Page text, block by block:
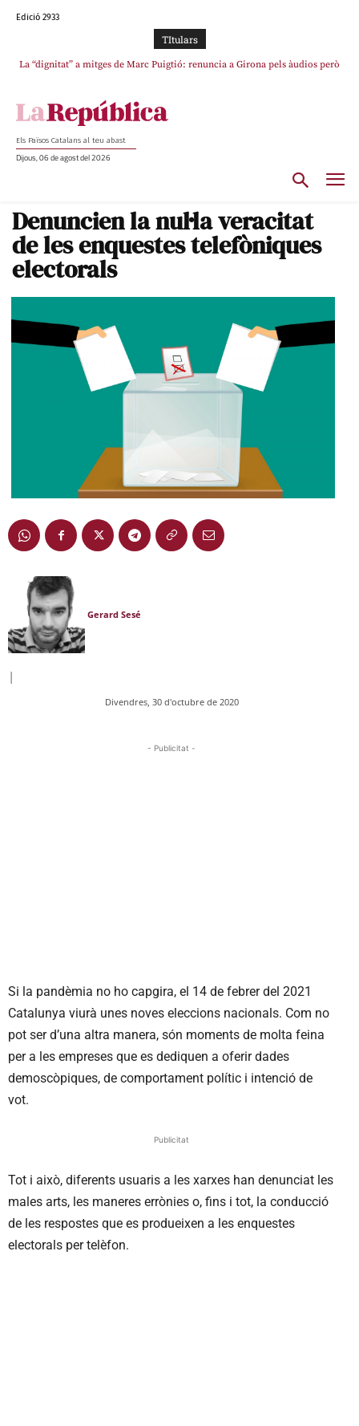
Edició 2933
TItulars
La “dignitat” a mitges de Marc Puigtió: renuncia a Girona pels àudios però
Junts exigeix que Catalunya quedi “fora” del repartiment dels menors
Els Països Catalans al teu abast
Dijous, 06 de agost del 2026
Denuncien la nul·la veracitat
de les enquestes telefòniques
electorals
Gerard Sesé
|
Divendres, 30 d'octubre de 2020
- Publicitat -
Si la pandèmia no ho capgira, el 14 de febrer del 2021
Catalunya viurà unes noves eleccions nacionals. Com no
pot ser d’una altra manera, són moments de molta feina
per a les empreses que es dediquen a oferir dades
demoscòpiques, de comportament polític i intenció de
vot.
Publicitat
Tot i això, diferents usuaris a les xarxes han denunciat les
males arts, les maneres errònies o, fins i tot, la conducció
de les respostes que es produeixen a les enquestes
electorals per telèfon.